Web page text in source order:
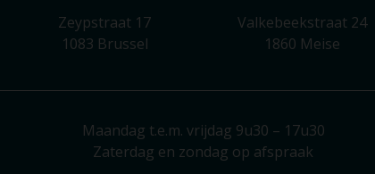
Zeypstraat 17
1083 Brussel
Valkebeekstraat 24
1860 Meise
Maandag t.e.m. vrijdag 9u30 – 17u30
Zaterdag en zondag op afspraak